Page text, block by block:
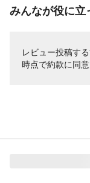
みんなが役に立
レビュー投稿す
時点で約款に同